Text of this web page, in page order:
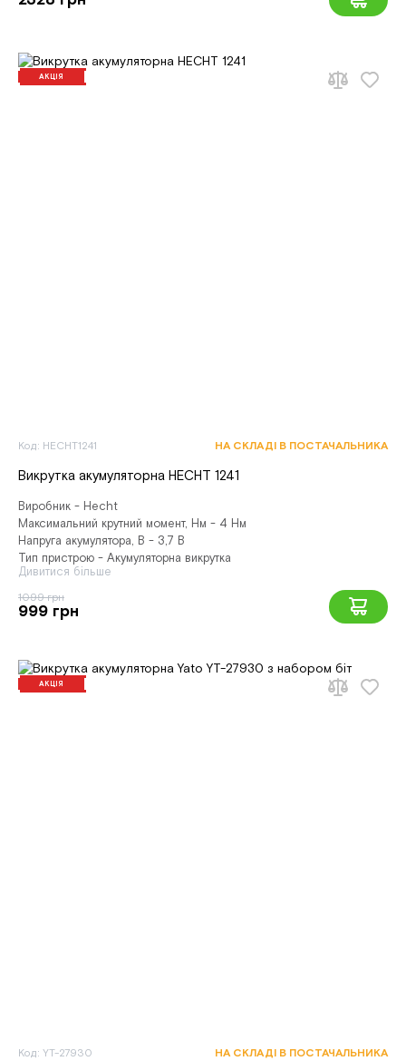
АКЦІЯ
Код: HECHT1241 НА СКЛАДІ В ПОСТАЧАЛЬНИКА
Викрутка акумуляторна HECHT 1241
Виробник - Hecht
Максимальний крутний момент, Нм - 4 Нм
Напруга акумулятора, В - 3,7 В
Тип пристрою - Акумуляторна викрутка
Дивитися більше
1099 грн
999 грн
АКЦІЯ
Код: YT-27930 НА СКЛАДІ В ПОСТАЧАЛЬНИКА